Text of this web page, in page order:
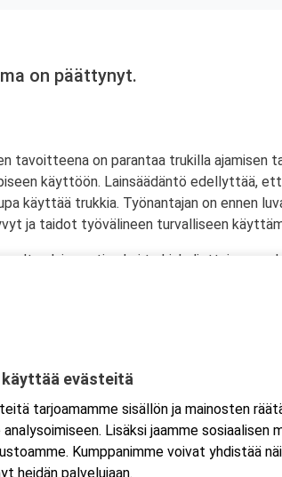
on päättynyt.
tavoitteena on parantaa trukilla ajamisen
käyttöön. Lainsäädäntö edellyttää,
käyttää trukkia. Työnantajan on ennen
ja taidot työvälineen turvalliseen
lain vaatimaksi trukinkuljettajan
on etäkoulutus.Koulutus tapahtuu
erikseen. Mikäli haluat ladata
ohjeet lähetetään vahvistusviestissä.
evästeitä
tarjoamamme sisällön ja mainosten
analysoimiseen. Lisäksi jaamme
Kumppanimme voivat yhdistää
heidän palvelujaan.